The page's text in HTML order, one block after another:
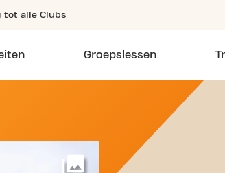
tot alle Clubs
Groepslessen
SPORTPRK 2